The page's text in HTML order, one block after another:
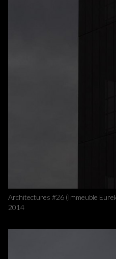
Architectures #26 (Immeuble
2014